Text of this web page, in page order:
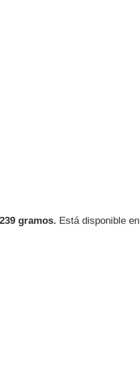
gramos. Está disponible en